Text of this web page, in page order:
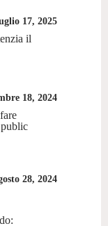
17, 2025
il
18, 2024
28, 2024